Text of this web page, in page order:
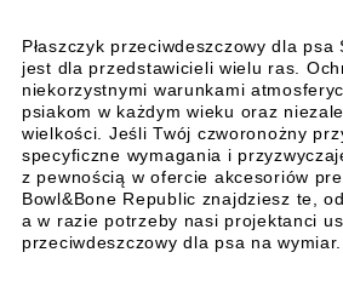
Płaszczyk przeciwdeszczowy dla psa
jest dla przedstawicieli wielu ras.
niekorzystnymi warunkami
psiakom w każdym wieku oraz
wielkości. Jeśli Twój czworonożny
specyficzne wymagania i
z pewnością w ofercie akcesoriów
Bowl&Bone Republic znajdziesz te,
a w razie potrzeby nasi projektanci
przeciwdeszczowy dla psa na wymiar.